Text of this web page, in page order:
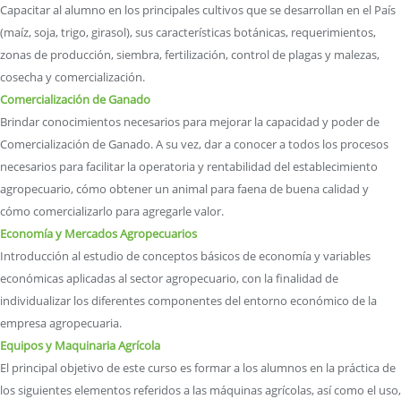
Capacitar al alumno en los principales cultivos que se desarrollan en el País
(maíz, soja, trigo, girasol), sus características botánicas, requerimientos,
zonas de producción, siembra, fertilización, control de plagas y malezas,
cosecha y comercialización.
Comercialización de Ganado
Brindar conocimientos necesarios para mejorar la capacidad y poder de
Comercialización de Ganado. A su vez, dar a conocer a todos los procesos
necesarios para facilitar la operatoria y rentabilidad del establecimiento
agropecuario, cómo obtener un animal para faena de buena calidad y
cómo comercializarlo para agregarle valor.
Economía y Mercados Agropecuarios
Introducción al estudio de conceptos básicos de economía y variables
económicas aplicadas al sector agropecuario, con la finalidad de
individualizar los diferentes componentes del entorno económico de la
empresa agropecuaria.
Equipos y Maquinaria Agrícola
El principal objetivo de este curso es formar a los alumnos en la práctica de
los siguientes elementos referidos a las máquinas agrícolas, así como el uso,